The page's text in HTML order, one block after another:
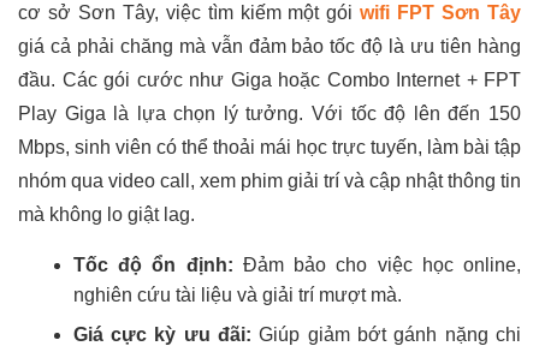
cơ sở Sơn Tây, việc tìm kiếm một góiwifi FPT Sơn Tây
giá cả phải chăng mà vẫn đảm bảo tốc độ là ưu tiên hàng
đầu. Các gói cước như Giga hoặc Combo Internet + FPT
Play Giga là lựa chọn lý tưởng. Với tốc độ lên đến 150
Mbps, sinh viên có thể thoải mái học trực tuyến, làm bài tập
nhóm qua video call, xem phim giải trí và cập nhật thông tin
mà không lo giật lag.
Tốc độ ổn định: Đảm bảo cho việc học online,
nghiên cứu tài liệu và giải trí mượt mà.
Giá cực kỳ ưu đãi: Giúp giảm bớt gánh nặng chi